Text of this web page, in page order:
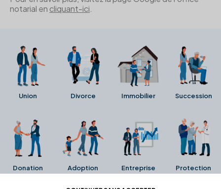
notarial en cliquant-ici.
Union Divorce Immobilier Succession
Donation Adoption Entreprise Protection